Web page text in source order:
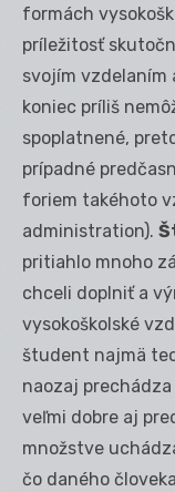
formách
príležitosť
svojím vzdelaním
koniec príliš
spoplatnené,
prípadné
foriem takéhoto
administration).
pritiahlo mnoho
chceli doplniť a
vysokoškolské
študent najmä
naozaj
veľmi dobre aj
množstve
čo daného